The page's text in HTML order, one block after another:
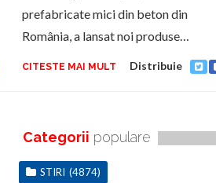
prefabricate mici din beton din
România, a lansat noi produse…
CITESTE MAI MULT Distribuie
Categorii populare
STIRI (4874)